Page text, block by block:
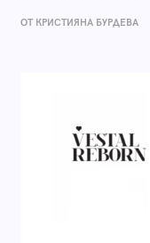
ОТ КРИСТИЯНА БУРДЕВА